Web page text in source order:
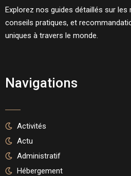
Explorez nos guides détaillés sur les
conseils pratiques, et
uniques à travers le monde.
Navigations
Activités
Actu
Administratif
Hébergement